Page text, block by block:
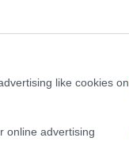
like cookies on
online advertising